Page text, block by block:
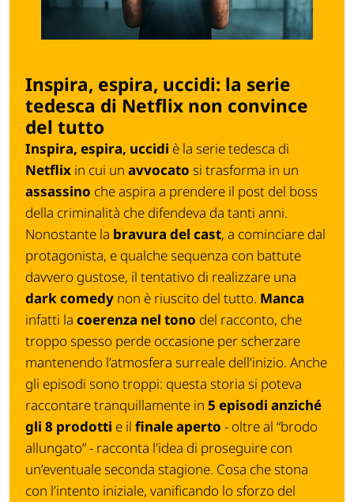
Inspira, espira, uccidi: la serie
tedesca di Netflix non convince
del tutto
Inspira, espira, uccidi è la serie tedesca di
Netflix in cui un avvocato si trasforma in un
assassino che aspira a prendere il post del boss
della criminalità che difendeva da tanti anni.
Nonostante la bravura del cast, a cominciare dal
protagonista, e qualche sequenza con battute
davvero gustose, il tentativo di realizzare una
dark comedy non è riuscito del tutto. Manca
infatti la coerenza nel tono del racconto, che
troppo spesso perde occasione per scherzare
mantenendo l’atmosfera surreale dell’inizio. Anche
gli episodi sono troppi: questa storia si poteva
raccontare tranquillamente in 5 episodi anziché
gli 8 prodotti e il finale aperto - oltre al “brodo
allungato” - racconta l’idea di proseguire con
un’eventuale seconda stagione. Cosa che stona
con l’intento iniziale, vanificando lo sforzo del